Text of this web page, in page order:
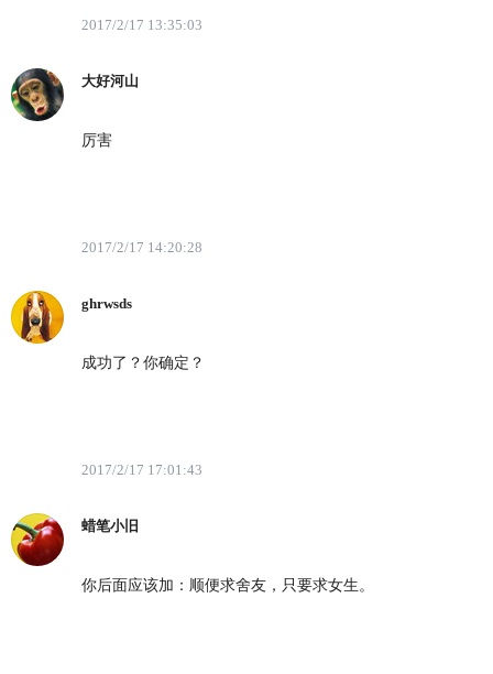
2017/2/17 13:35:03
大好河山
厉害
2017/2/17 14:20:28
ghrwsds
成功了？你确定？
2017/2/17 17:01:43
蜡笔小旧
你后面应该加：顺便求舍友，只要求女生。